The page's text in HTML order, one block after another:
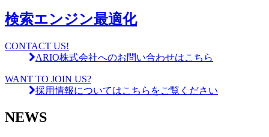
検索エンジン最適化
CONTACT US!
ARIO株式会社へのお問い合わせはこちら
WANT TO JOIN US?
採用情報についてはこちらをご覧ください
NEWS